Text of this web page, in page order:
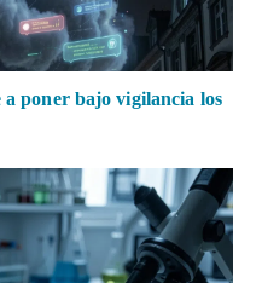
poner bajo vigilancia los